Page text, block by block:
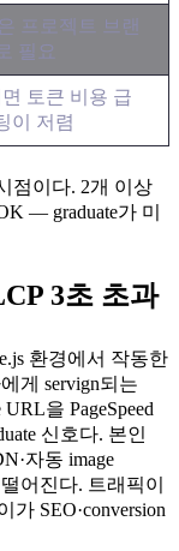
프로젝트 브랜
필요
토큰 비용 급
이 저렴
점이다. 2개 이상
— graduate가 미
3초 초과
환경에서 작동한
게 servign되는
을 PageSpeed
신호다. 본인
자동 image
어진다. 트래픽이
SEO·conversion